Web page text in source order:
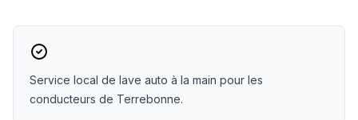
Service local de lave auto à la main pour les
conducteurs de Terrebonne.